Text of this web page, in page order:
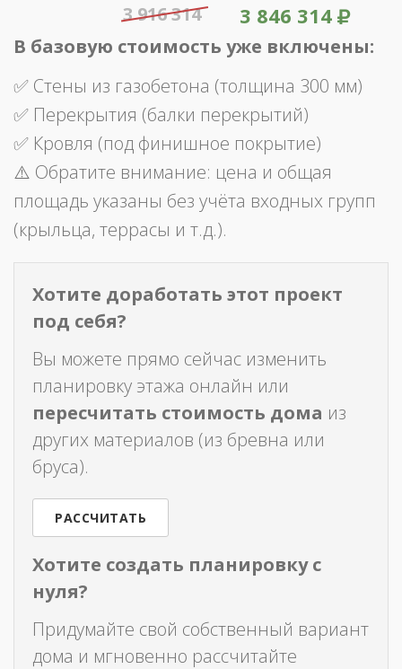
3 846 314
3 916 314
В базовую стоимость уже включены:
✅ Стены из газобетона (толщина 300 мм)
✅ Перекрытия (балки перекрытий)
✅ Кровля (под финишное покрытие)
⚠️ Обратите внимание: цена и общая
площадь указаны без учёта входных групп
(крыльца, террасы и т.д.).
Хотите доработать этот проект
под себя?
Вы можете прямо сейчас изменить
планировку этажа онлайн или
пересчитать стоимость дома из
других материалов (из бревна или
бруса).
РАССЧИТАТЬ
Хотите создать планировку с
нуля?
Придумайте свой собственный вариант
дома и мгновенно рассчитайте